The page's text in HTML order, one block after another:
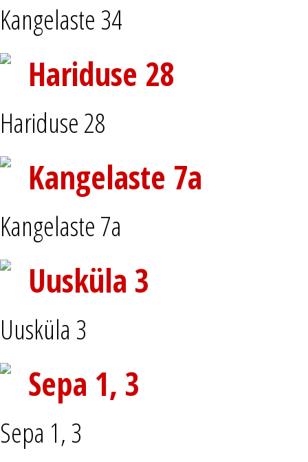
Kangelaste 34
Hariduse 28
Hariduse 28
Kangelaste 7a
Kangelaste 7a
Uusküla 3
Uusküla 3
Sepa 1, 3
Sepa 1, 3